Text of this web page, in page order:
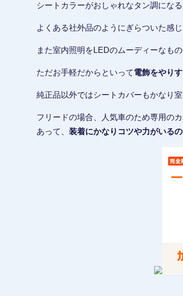
シートカラーがおしゃれなタン調にな
よくある社外品のようにぎらついた感
また室内照明をLEDのムーディーなも
ただお手軽だからといって電飾をやり
純正品以外ではシートカバーもかなり
フリードの場合、人気車のため専用の
あって、 装着にかなりコツや力がいる